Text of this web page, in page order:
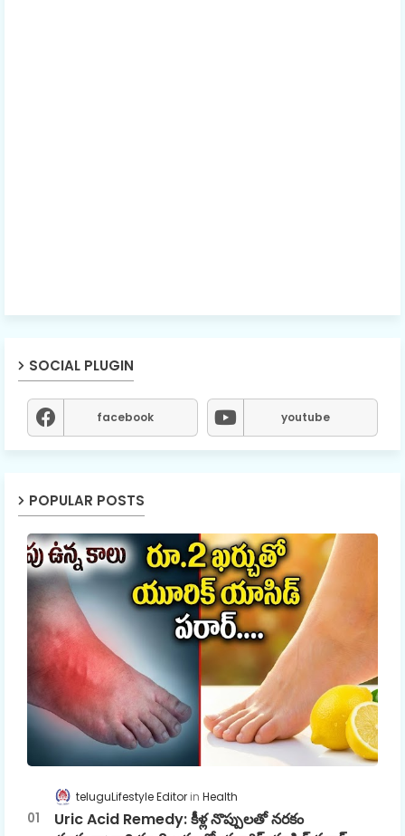
SOCIAL PLUGIN
facebook youtube
POPULAR POSTS
teluguLifestyle Editor Health
Uric Acid Remedy: కీళ్ల నొప్పులతో నరకం